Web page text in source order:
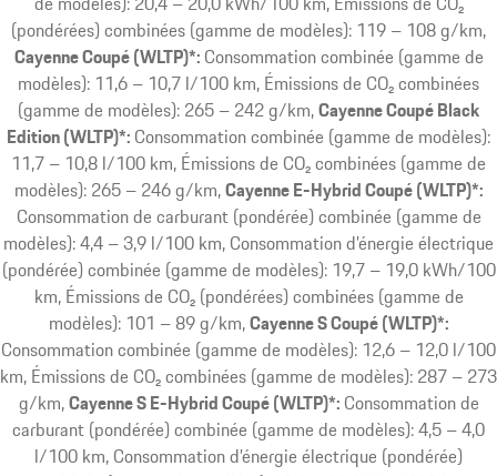
(pondérées) combinées (gamme de modèles): 119 – 108 g/km
Cayenne Coupé (WLTP)*: Consommation combinée (gamme de
modèles): 11,6 – 10,7 l/100 km, Émissions de CO₂ combinées
(gamme de modèles): 265 – 242 g/km Cayenne Coupé Black
Edition (WLTP)*: Consommation combinée (gamme de modèles):
11,7 – 10,8 l/100 km, Émissions de CO₂ combinées (gamme de
modèles): 265 – 246 g/km Cayenne E-Hybrid Coupé (WLTP)*:
Consommation de carburant (pondérée) combinée (gamme de
modèles): 4,4 – 3,9 l/100 km, Consommation d’énergie électrique
(pondérée) combinée (gamme de modèles): 19,7 – 19,0 kWh/100
km, Émissions de CO₂ (pondérées) combinées (gamme de
modèles): 101 – 89 g/km Cayenne S Coupé (WLTP)*:
Consommation combinée (gamme de modèles): 12,6 – 12,0 l/100
km, Émissions de CO₂ combinées (gamme de modèles): 287 – 273
g/km Cayenne S E-Hybrid Coupé (WLTP)*: Consommation de
carburant (pondérée) combinée (gamme de modèles): 4,5 – 4,0
l/100 km, Consommation d’énergie électrique (pondérée)